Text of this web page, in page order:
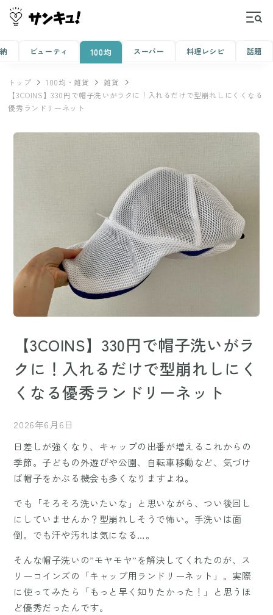
ビューティ 100均 スーパー 料理レシピ 話題
トップ 100均・雑貨
雑貨
【3COINS】330円で帽子洗いがラクに！入れるだけで型崩れしにくくなる
優秀ランドリーネット
【3COINS】330円で帽子洗いがラ
クに！入れるだけで型崩れしにく
くなる優秀ランドリーネット
2026年6月6日
日差しが強くなり、キャップの出番が増えるこれからの
季節。子どもの外遊びや公園、自転車移動など、気づけ
ば帽子をかぶる機会も多くなりますよね。
でも「そろそろ洗いたいな」と思いながら、つい後回し
にしていませんか？型崩れしそうで怖い。手洗いは面
倒。でも汗や汚れは気になる…。
そんな帽子洗いの”モヤモヤ”を解決してくれたのが、ス
リーコインズの「キャップ用ランドリーネット」。実際
に使ってみたら「もっと早く知りたかった！」と思うほ
ど優秀だったんです。